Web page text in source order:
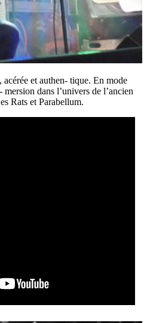
et authen- tique. En mode
dans l’univers de l’ancien
Rats et Parabellum.